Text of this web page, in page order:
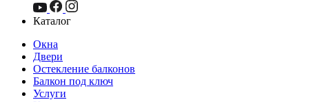
Каталог
Окна
Двери
Остекление балконов
Балкон под ключ
Услуги